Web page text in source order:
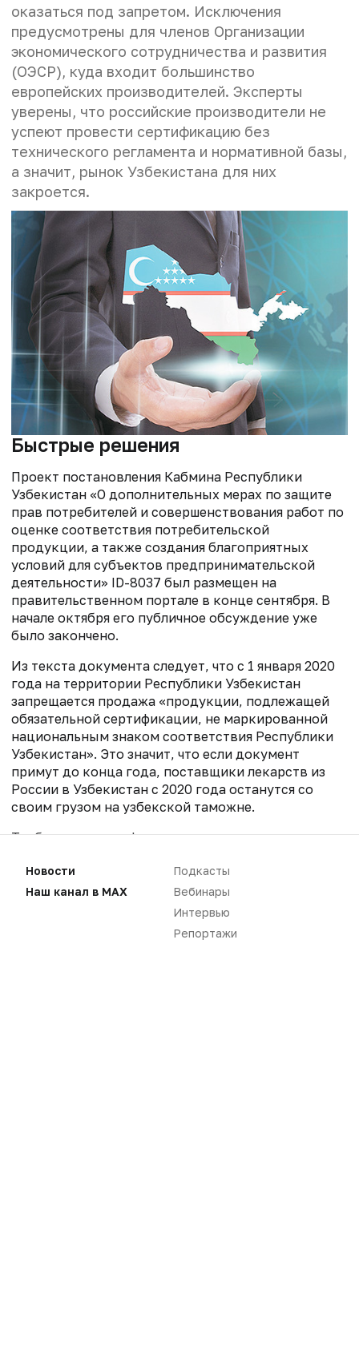
оказаться под запретом. Исключения
предусмотрены для членов Организации
экономического сотрудничества и развития
(ОЭСР), куда входит большинство
европейских производителей. Эксперты
уверены, что российские производители не
успеют провести сертификацию без
технического регламента и нормативной базы,
а значит, рынок Узбекистана для них
закроется.
Быстрые решения
Проект постановления Кабмина Республики
Узбекистан «О дополнительных мерах по защите
прав потребителей и совершенствования работ по
оценке соответствия потребительской
продукции, а также создания благоприятных
условий для субъектов предпринимательской
деятельности» ID-8037 был размещен на
правительственном портале в конце сентября. В
начале октября его публичное обсуждение уже
было закончено.
Из текста документа следует, что с 1 января 2020
года на территории Республики Узбекистан
запрещается продажа «продукции, подлежащей
обязательной сертификации, не маркированной
национальным знаком соответствия Республики
Узбекистан». Это значит, что если документ
примут до конца года, поставщики лекарств из
России в Узбекистан с 2020 года останутся со
своим грузом на узбекской таможне.
Требования сертификации не распространяются на
производителей из ЕС. Российский Минпромторг
считает преференции в отношении стран — членов
ОЭСР, в число которых Россия не входит,
Новости
Наш канал в MAX
Подкасты
Вебинары
Интервью
Репортажи